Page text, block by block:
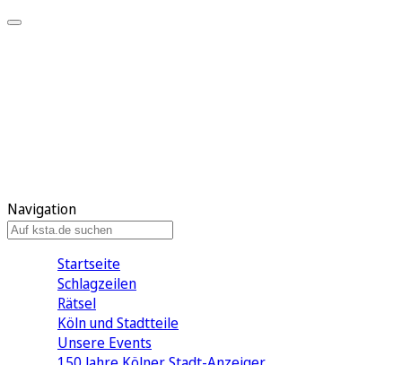
Navigation
Startseite
Schlagzeilen
Rätsel
Köln und Stadtteile
Unsere Events